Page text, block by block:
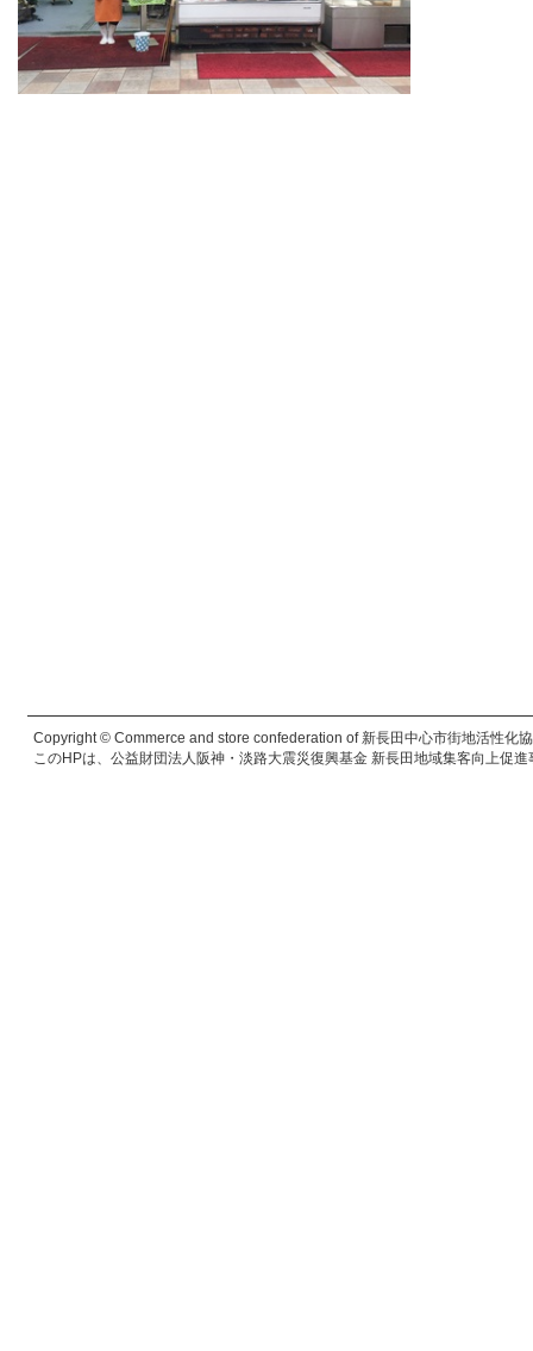
Copyright © Commerce and store confederation of 新長田中心市街地活性化
このHPは、公益財団法人阪神・淡路大震災復興基金 新長田地域集客向上促